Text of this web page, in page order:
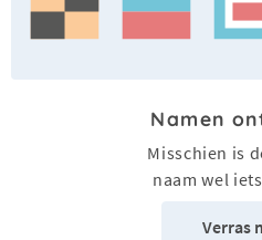
Namen
Misschien is
naam wel
Verras